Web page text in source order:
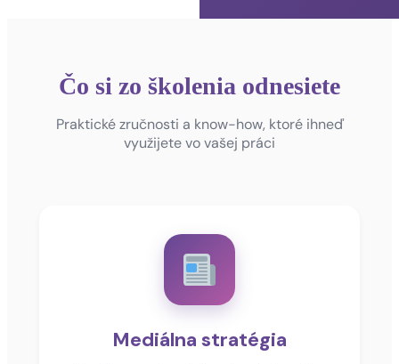
Čo si zo školenia odnesiete
Praktické zručnosti a know-how, ktoré ihneď
využijete vo vašej práci
Mediálna stratégia